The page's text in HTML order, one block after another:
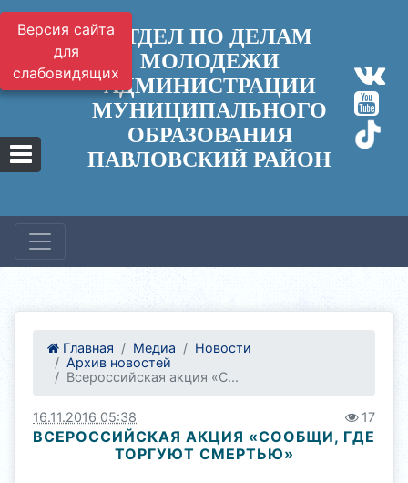
Версия сайта
для
слабовидящих
ОТДЕЛ ПО ДЕЛАМ
МОЛОДЕЖИ
АДМИНИСТРАЦИИ
МУНИЦИПАЛЬНОГО
ОБРАЗОВАНИЯ
ПАВЛОВСКИЙ РАЙОН
Главная Медиа
Новости
Архив новостей
Всероссийская акция «С...
16.11.2016 05:38 17
ВСЕРОССИЙСКАЯ АКЦИЯ «СООБЩИ, ГДЕ
ТОРГУЮТ СМЕРТЬЮ»